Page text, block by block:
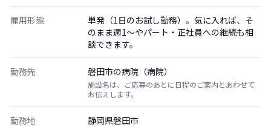
雇用形態
単発（1日のお試し勤務）。気に入れば、そ
のまま週1〜やパート・正社員への継続も相
談できます。
勤務先 磐田市の病院（病院）
施設名は、ご応募のあとに日程のご案内とあわせて
お伝えします。
勤務地 静岡県磐田市